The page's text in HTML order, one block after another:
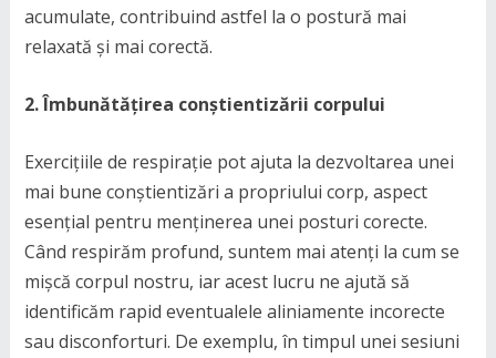
acumulate, contribuind astfel la o postură mai
relaxată și mai corectă.
2. Îmbunătățirea conștientizării corpului
Exercițiile de respirație pot ajuta la dezvoltarea unei
mai bune conștientizări a propriului corp, aspect
esențial pentru menținerea unei posturi corecte.
Când respirăm profund, suntem mai atenți la cum se
mișcă corpul nostru, iar acest lucru ne ajută să
identificăm rapid eventualele aliniamente incorecte
sau disconforturi. De exemplu, în timpul unei sesiuni